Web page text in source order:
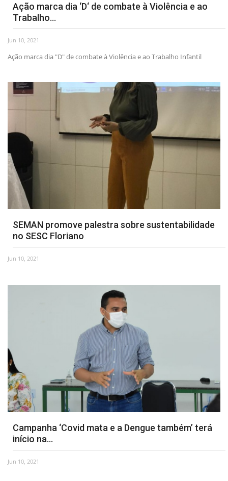
Ação marca dia ‘D‘ de combate à Violência e ao
Trabalho...
Jun 10, 2021
Ação marca dia "D" de combate à Violência e ao Trabalho Infantil
SEMAN promove palestra sobre sustentabilidade
no SESC Floriano
Jun 10, 2021
Campanha ‘Covid mata e a Dengue também’ terá
início na...
Jun 10, 2021